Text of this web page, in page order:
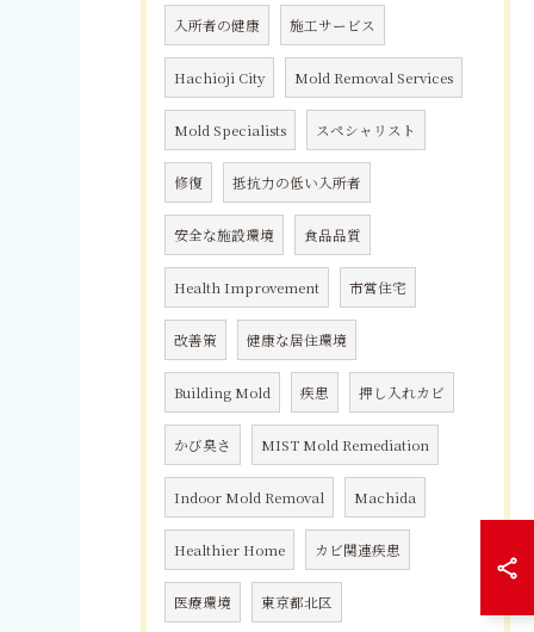
入所者の健康 施工サービス
Hachioji City Mold Removal Services
Mold Specialists スペシャリスト
修復 抵抗力の低い入所者
安全な施設環境 食品品質
Health Improvement 市営住宅
改善策 健康な居住環境
Building Mold 疾患 押し入れカビ
かび臭さ MIST Mold Remediation
Indoor Mold Removal Machida
Healthier Home カビ関連疾患
医療環境 東京都北区